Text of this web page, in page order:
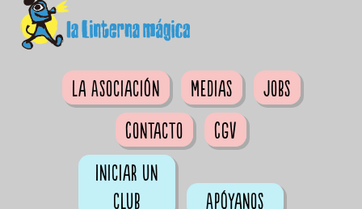
La Asociación Medias
Jobs
Contacto
CGV
Iniciar un
club
Apóyanos